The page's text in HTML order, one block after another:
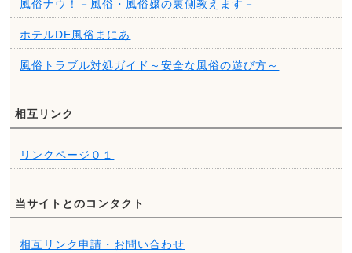
風俗ナウ！－風俗・風俗嬢の裏側教えます－
ホテルDE風俗まにあ
風俗トラブル対処ガイド～安全な風俗の遊び方～
相互リンク
リンクページ０１
当サイトとのコンタクト
相互リンク申請・お問い合わせ